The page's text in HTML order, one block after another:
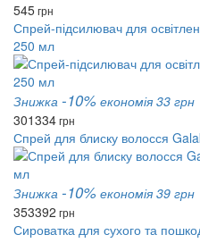
545грн
Спрей-підсилювач для
250 мл
Знижка -10% економія 33 грн
301334грн
Спрей для блиску волосся
Знижка -10% економія 39 грн
353392 грн
Сироватка для сухого та